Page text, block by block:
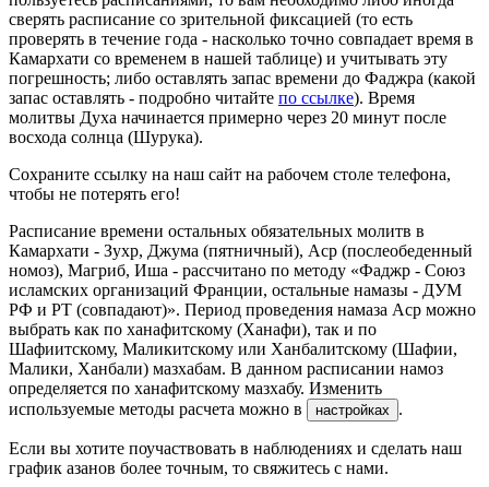
сверять расписание со зрительной фиксацией (то есть
проверять в течение года - насколько точно совпадает время в
Камархати со временем в нашей таблице) и учитывать эту
погрешность; либо оставлять запас времени до Фаджра (какой
запас оставлять - подробно читайте по ссылке). Время
молитвы Духа начинается примерно через 20 минут после
восхода солнца (Шурука).
Сохраните ссылку на наш сайт на рабочем столе телефона,
чтобы не потерять его!
Расписание времени остальных обязательных молитв в
Камархати - Зухр, Джума (пятничный), Аср (послеобеденный
номоз), Магриб, Иша - рассчитано по методу «Фаджр - Союз
исламских организаций Франции, остальные намазы - ДУМ
РФ и РТ (совпадают)». Период проведения намаза Аср можно
выбрать как по ханафитскому (Ханафи), так и по
Шафиитскому, Маликитскому или Ханбалитскому (Шафии,
Малики, Ханбали) мазхабам. В данном расписании намоз
определяется по ханафитскому мазхабу. Изменить
используемые методы расчета можно в
настройках .
Если вы хотите поучаствовать в наблюдениях и сделать наш
график азанов более точным, то свяжитесь с нами.